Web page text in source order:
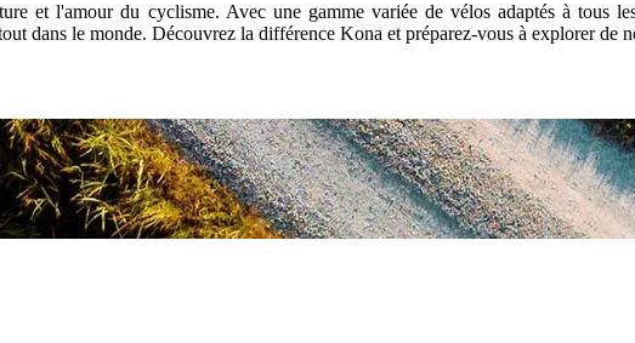
et l'amour du cyclisme. Avec une gamme variée de vélos adaptés à tous
dans le monde. Découvrez la différence Kona et préparez-vous à explorer de